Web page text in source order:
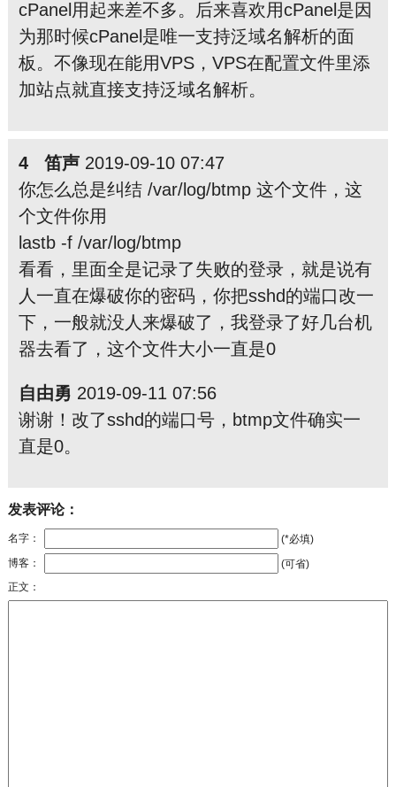
cPanel用起来差不多。后来喜欢用cPanel是因
为那时候cPanel是唯一支持泛域名解析的面
板。不像现在能用VPS，VPS在配置文件里添
加站点就直接支持泛域名解析。
4 笛声2019-09-10 07:47
你怎么总是纠结 /var/log/btmp 这个文件，这
个文件你用
lastb -f /var/log/btmp
看看，里面全是记录了失败的登录，就是说有
人一直在爆破你的密码，你把sshd的端口改一
下，一般就没人来爆破了，我登录了好几台机
器去看了，这个文件大小一直是0
自由勇 2019-09-11 07:56
谢谢！改了sshd的端口号，btmp文件确实一
直是0。
发表评论：
名字：
(*必填)
博客：
(可省)
正文：